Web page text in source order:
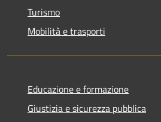
Turismo
Mobilità e trasporti
Educazione e formazione
Giustizia e sicurezza pubblica